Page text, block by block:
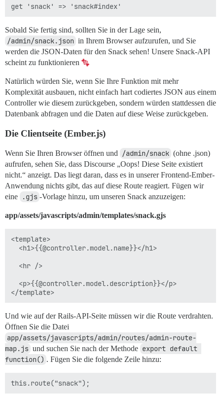
Sobald Sie fertig sind, sollten Sie in der Lage sein,
/admin/snack.json in Ihrem Browser aufzurufen, und Sie
werden die JSON-Daten für den Snack sehen! Unsere Snack-API
scheint zu funktionieren
Natürlich würden Sie, wenn Sie Ihre Funktion mit mehr
Komplexität ausbauen, nicht einfach hart codiertes JSON aus einem
Controller wie diesem zurückgeben, sondern würden stattdessen die
Datenbank abfragen und die Daten auf diese Weise zurückgeben.
Die Clientseite (Ember.js)
Wenn Sie Ihren Browser öffnen und /admin/snack (ohne .json)
aufrufen, sehen Sie, dass Discourse „Oops! Diese Seite existiert
nicht.“ anzeigt. Das liegt daran, dass es in unserer Frontend-Ember-
Anwendung nichts gibt, das auf diese Route reagiert. Fügen wir
eine
.gjs -Vorlage hinzu, um unseren Snack anzuzeigen:
app/assets/javascripts/admin/templates/snack.gjs
<template>
  <h1>{{@controller.model.name}}</h1>
  <hr />
  <p>{{@controller.model.description}}</p>
Und wie auf der Rails-API-Seite müssen wir die Route verdrahten.
Öffnen Sie die Datei
app/assets/javascripts/admin/routes/admin-route-
map.js und suchen Sie nach der Methode export default
function() . Fügen Sie die folgende Zeile hinzu: